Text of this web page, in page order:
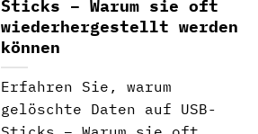
Sticks – Warum sie oft
wiederhergestellt werden
können
Erfahren Sie, warum
gelöschte Daten auf USB-